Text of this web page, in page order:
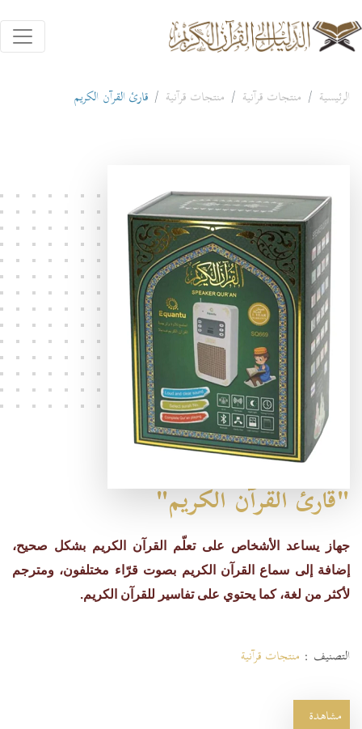
الرئيسية منتجات قرآنية منتجات قرآنية قارئ القرآن الكريم
"قارئ القرآن الكريم"
جهاز يساعد الأشخاص على تعلّم القرآن الكريم بشكل صحيح،
إضافة إلى سماع القرآن الكريم بصوت قرّاء مختلفون، ومترجم
لأكثر من لغة، كما يحتوي على تفاسير للقرآن الكريم.
التصنيف : منتجات قرآنية
مشاهدة